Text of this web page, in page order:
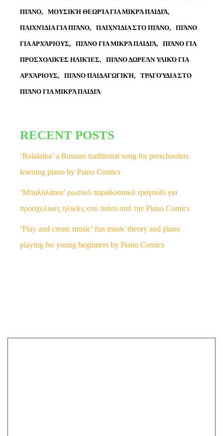
ΠΙΆΝΟ ΜΟΥΣΙΚΉ ΘΕΩΡΊΑ ΓΙΑ ΜΙΚΡΆ ΠΑΙΔΙΆ
ΠΑΙΧΝΊΔΙΑ ΓΙΑ ΠΙΆΝΟ ΠΑΙΧΝΊΔΙΑ ΣΤΟ ΠΙΆΝΟ ΠΙΆΝΟ
ΓΙΑ ΑΡΧΆΡΙΟΥΣ ΠΙΆΝΟ ΓΙΑ ΜΙΚΡΆ ΠΑΙΔΙΆ ΠΙΆΝΟ ΓΙΑ
ΠΡΟΣΧΟΛΙΚΈΣ ΗΛΙΚΊΕΣ ΠΙΆΝΟ ΔΩΡΕΆΝ ΥΛΙΚΌ ΓΙΑ
ΑΡΧΆΡΙΟΥΣ ΠΙΆΝΟ ΠΑΙΔΑΓΩΓΙΚΉ ΤΡΑΓΟΎΔΙΑ ΣΤΟ
ΠΙΆΝΟ ΓΙΑ ΜΙΚΡΆ ΠΑΙΔΙΆ
RECENT POSTS
‘Balalaika’ a Russian traditional song for preschoolers
learning piano by Piano Comics
‘Μπαλαλάικα’ ρωσικό παραδοσιακό τραγούδι για
προσχολικές ηλικίες στο πιάνο από την Piano Comics
‘Play and create music’ fun music theory and piano
playing for young beginners by Piano Comics